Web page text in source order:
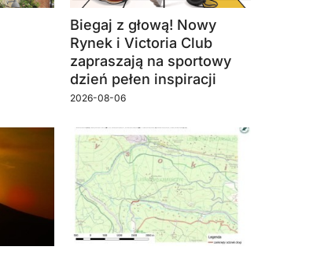
Biegaj z głową! Nowy
Rynek i Victoria Club
zapraszają na sportowy
dzień pełen inspiracji
2026-08-06